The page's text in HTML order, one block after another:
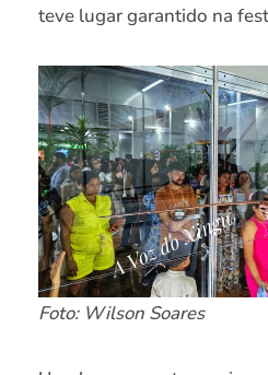
teve lugar garantido na
Foto: Wilson Soares